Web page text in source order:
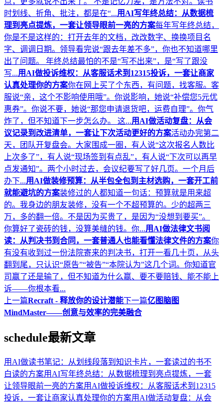
时划线、折角、批注，都是在“...用AI写年终总结：从数据梳
理到亮点提炼，一套让领导眼前一亮的方案每年写年终总结，
你是不是这样的：打开去年的文档，改改数字、换换项目名
字、调调日期。领导看完说“跟去年差不多”，你也不知道哪里
出了问题。 年终总结最怕的不是“写不出来”，是“写了跟没
写...用AI做投诉维权：从客服话术到12315投诉，一套让商家
认真处理你的方案你在网上买了个东西，有问题，找客服。客
服说“亲，这个不影响使用哦”。你说影响，她说“补偿您5元优
惠券”。你说不要，她说“那您申请退货吧，运费自理”。你气
炸了，但不知道下一步怎么办。 这...用AI做活动复盘：从会
议记录到改进清单，一套让下次活动更好的方案活动办完第二
天，团队开复盘会。大家围成一圈，有人说“这次报名人数比
上次多了”，有人说“现场签到有点乱”，有人说“下次可以再早
点发通知”。两个小时过去，会议纪要写了好几页。一个月后
办下...用AI做装修预算：从半包全包到主材选购，一套开工前
就能避坑的方案装修过的人都知道一句话：预算就是用来超
的。我身边的朋友装修，没有一个不超预算的。少的超两三
万，多的翻一倍。不是因为买贵了，是因为“没想到要买”。
你算好了瓷砖的钱，没算美缝的钱。你...用AI做法律文书阅
读：从判决书到合同，一套普通人也能看懂法律文件的方案你
有没有收到过一份法院寄来的判决书，打开一看几十页，从头
翻到尾，只认识“原告”“被告”“本院认为”这几个词。你知道官
司赢了还是输了，但不知道为什么赢、要不要赔钱、能不能上
诉——你根本看...
上一篇Recraft - 释放你的设计潜能下一篇亿图脑图
MindMaster——创意与效率的完美融合
schedule最新文章
用AI做读书笔记：从划线段落到知识卡片，一套读过的书不
白读的方案用AI写年终总结：从数据梳理到亮点提炼，一套
让领导眼前一亮的方案用AI做投诉维权：从客服话术到12315
投诉，一套让商家认真处理你的方案用AI做活动复盘：从会